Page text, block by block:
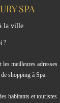
SPA
la ville
?
meilleures adresses
shopping à Spa.
habitants et touristes